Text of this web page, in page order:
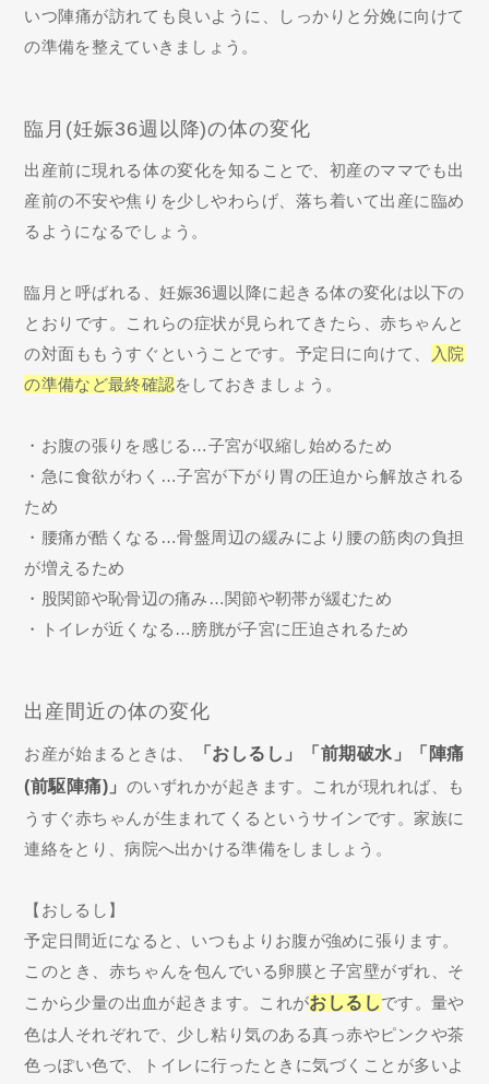
いつ陣痛が訪れても良いように、しっかりと分娩に向けて
の準備を整えていきましょう。
臨月(妊娠36週以降)の体の変化
出産前に現れる体の変化を知ることで、初産のママでも出
産前の不安や焦りを少しやわらげ、落ち着いて出産に臨め
るようになるでしょう。
臨月と呼ばれる、妊娠36週以降に起きる体の変化は以下の
とおりです。これらの症状が見られてきたら、赤ちゃんと
の対面ももうすぐということです。予定日に向けて、
入院
の準備など最終確認をしておきましょう。
・お腹の張りを感じる…子宮が収縮し始めるため
・急に食欲がわく…子宮が下がり胃の圧迫から解放される
ため
・腰痛が酷くなる…骨盤周辺の緩みにより腰の筋肉の負担
が増えるため
・股関節や恥骨辺の痛み…関節や靭帯が緩むため
・トイレが近くなる…膀胱が子宮に圧迫されるため
出産間近の体の変化
お産が始まるときは、
「おしるし」「前期破水」「陣痛
(前駆陣痛)」 のいずれかが起きます。これが現れれば、も
うすぐ赤ちゃんが生まれてくるというサインです。家族に
連絡をとり、病院へ出かける準備をしましょう。
【おしるし】
予定日間近になると、いつもよりお腹が強めに張ります。
このとき、赤ちゃんを包んでいる卵膜と子宮壁がずれ、そ
こから少量の出血が起きます。これがおしるしです。量や
色は人それぞれで、少し粘り気のある真っ赤やピンクや茶
色っぽい色で、トイレに行ったときに気づくことが多いよ